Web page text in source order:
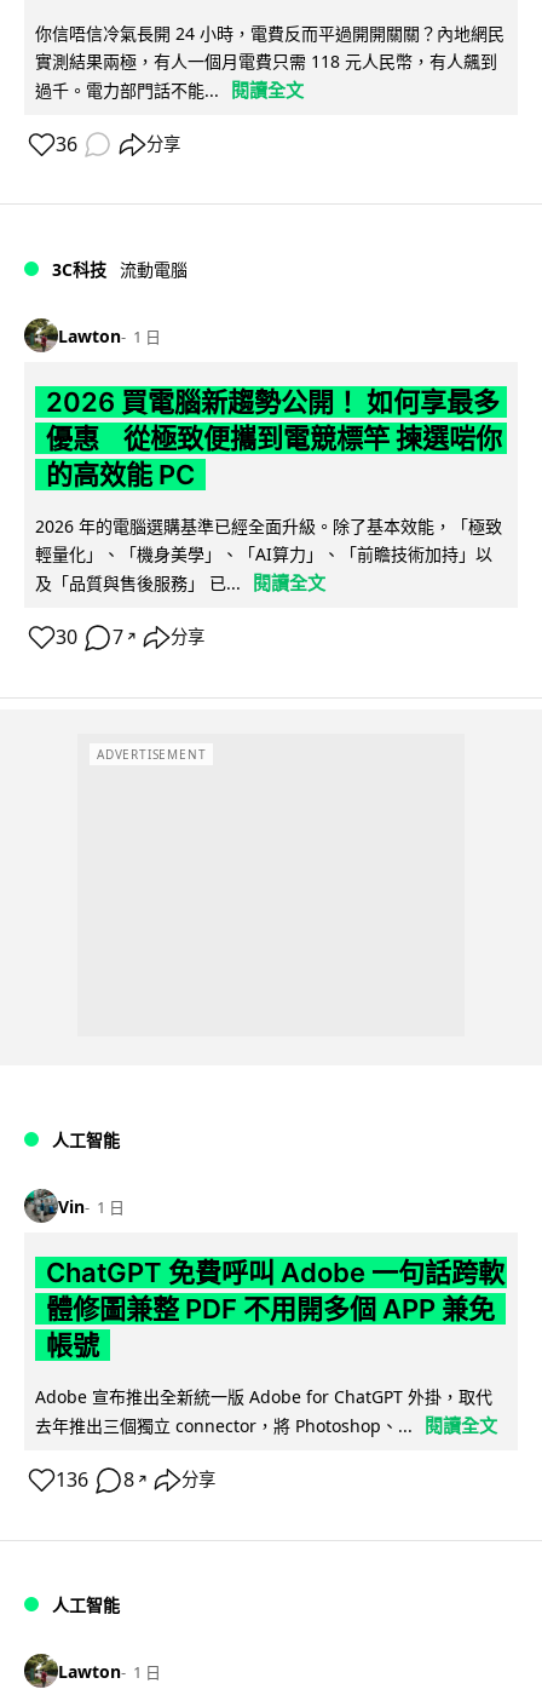
你信唔信冷氣長開 24 小時，電費反而平過開開關關？內地網民
實測結果兩極，有人一個月電費只需 118 元人民幣，有人飆到
過千。電力部門話不能...
閱讀全文
36 分享
3C科技 流動電腦
Lawton 1 日
2026 買電腦新趨勢公開！ 如何享最多
優惠 從極致便攜到電競標竿 揀選啱你
的高效能 PC
2026 年的電腦選購基準已經全面升級。除了基本效能，「極致
輕量化」、「機身美學」、「AI算力」、「前瞻技術加持」以
及「品質與售後服務」 已...
閱讀全文
30 7 ↗ 分享
ADVERTISEMENT
人工智能
Vin 1 日
ChatGPT 免費呼叫 Adobe 一句話跨軟
體修圖兼整 PDF 不用開多個 APP 兼免
帳號
Adobe 宣布推出全新統一版 Adobe for ChatGPT 外掛，取代
去年推出三個獨立 connector，將 Photoshop、...
閱讀全文
136 8 ↗ 分享
人工智能
Lawton 1 日